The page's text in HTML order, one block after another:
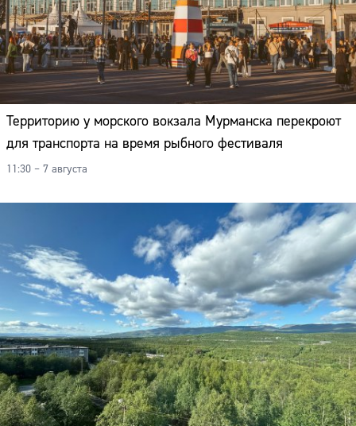
Территорию у морского вокзала Мурманска перекроют
для транспорта на время рыбного фестиваля
11:30 – 7 августа